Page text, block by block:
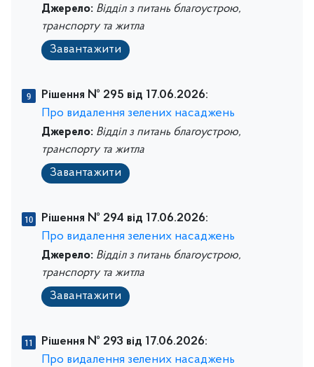
Джерело: Відділ з питань благоустрою,
транспорту та житла
Завантажити
Рішення № 295 від 17.06.2026:
Про видалення зелених насаджень
Джерело: Відділ з питань благоустрою,
транспорту та житла
Завантажити
Рішення № 294 від 17.06.2026:
Про видалення зелених насаджень
Джерело: Відділ з питань благоустрою,
транспорту та житла
Завантажити
Рішення № 293 від 17.06.2026:
Про видалення зелених насаджень